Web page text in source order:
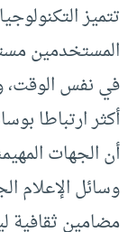
تتميز
المستخدمين
في نفس الوقت،
أكثر ارتباطا
أن الجهات
وسائل الإعلام
مضامين ثقافية